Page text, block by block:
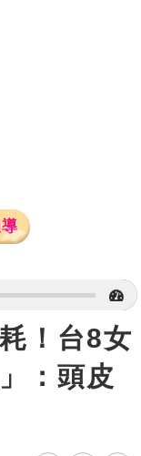
！台8女
：頭皮